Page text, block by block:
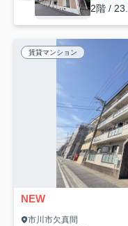
2階 /
賃貸マンション
NEW
市川市欠真間